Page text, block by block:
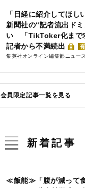
「日経に紹介してほ
新聞社の“記者流出ド
い 「TikToker化まで
記者から不満続出
集英社オンライン編集部ニュー
会員限定記事一覧を見る
新着記事
≪飯能≫「腹が減って